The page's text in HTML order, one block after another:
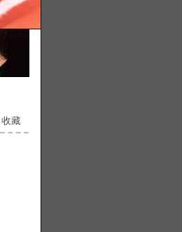
收藏